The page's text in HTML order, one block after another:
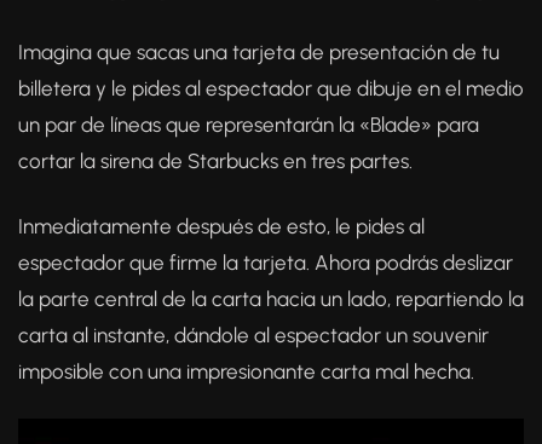
Imagina que sacas una tarjeta de presentación de tu
billetera y le pides al espectador que dibuje en el medio
un par de líneas que representarán la «Blade» para
cortar la sirena de Starbucks en tres partes.
Inmediatamente después de esto, le pides al
espectador que firme la tarjeta. Ahora podrás deslizar
la parte central de la carta hacia un lado, repartiendo la
carta al instante, dándole al espectador un souvenir
imposible con una impresionante carta mal hecha.